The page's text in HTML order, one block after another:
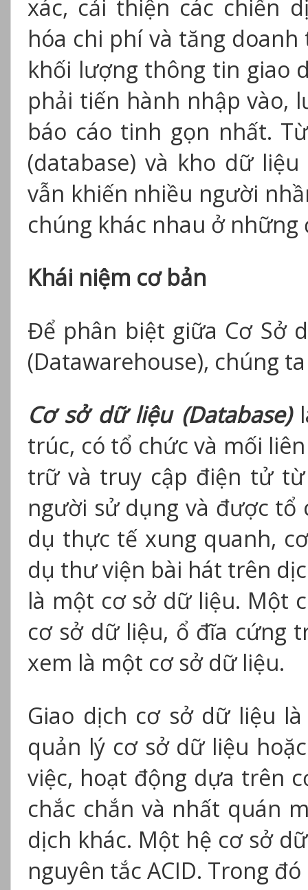
xác, cải thiện các chiến
hóa chi phí và tăng
khối lượng thông tin giao
phải tiến hành nhập vào,
báo cáo tinh gọn nhất.
(database) và kho dữ
vẫn khiến nhiều người
chúng khác nhau ở những
Khái niệm cơ bản
Để phân biệt giữa Cơ Sở
(Datawarehouse), chúng
Cơ sở dữ liệu (Database)
trúc, có tổ chức và mối
trữ và truy cập điện tử
người sử dụng và được
dụ thực tế xung quanh,
dụ thư viện bài hát trên
là một cơ sở dữ liệu. Một
cơ sở dữ liệu, ổ đĩa cứng
xem là một cơ sở dữ liệu.
Giao dịch cơ sở dữ liệu
quản lý cơ sở dữ liệu
việc, hoạt động dựa trên
chắc chắn và nhất quán
dịch khác. Một hệ cơ sở
nguyên tắc ACID. Trong đó